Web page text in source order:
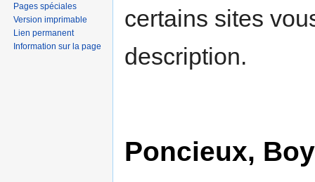
certains sites
description.
Poncieux,
Pages spéciales
Version imprimable
Lien permanent
Information sur la page